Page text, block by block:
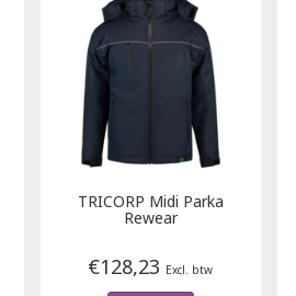
TRICORP Midi Parka
Rewear
€128,23 Excl. btw